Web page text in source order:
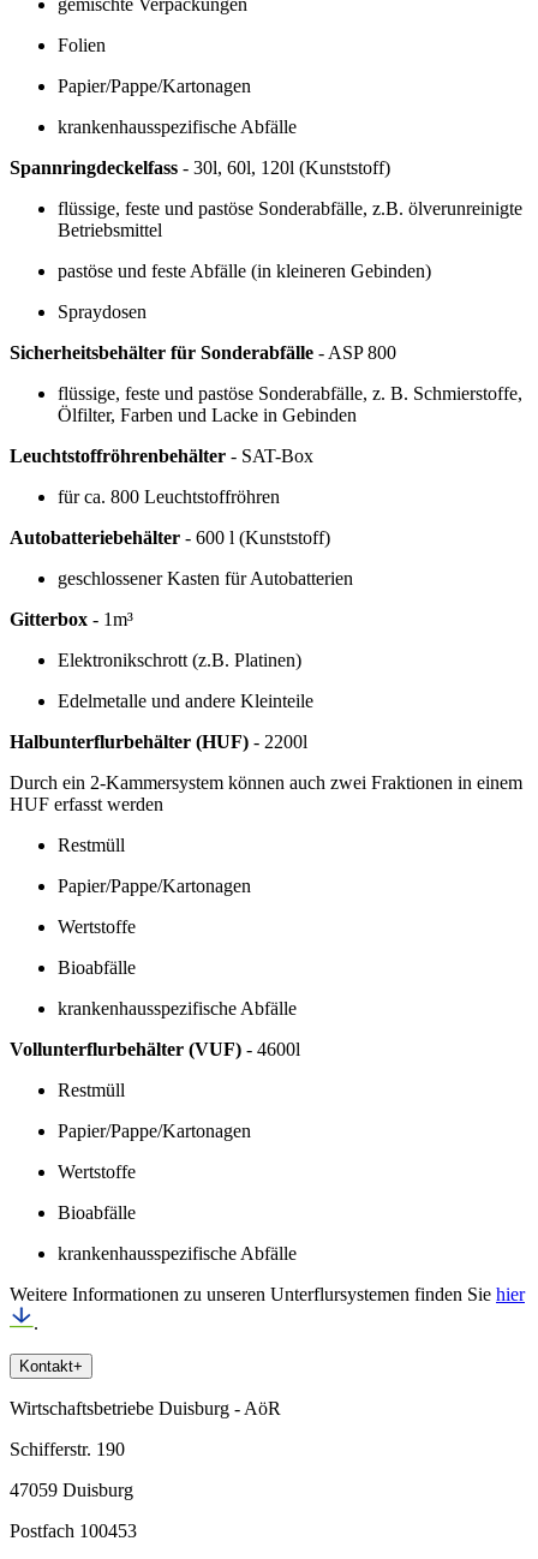
gemischte Verpackungen
Folien
Papier/Pappe/Kartonagen
krankenhausspezifische Abfälle
Spannringdeckelfass - 30l, 60l, 120l (Kunststoff)
flüssige, feste und pastöse Sonderabfälle, z.B. ölverunreinigte
Betriebsmittel
pastöse und feste Abfälle (in kleineren Gebinden)
Spraydosen
Sicherheitsbehälter für Sonderabfälle - ASP 800
flüssige, feste und pastöse Sonderabfälle, z. B. Schmierstoffe,
Ölfilter, Farben und Lacke in Gebinden
Leuchtstoffröhrenbehälter - SAT-Box
für ca. 800 Leuchtstoffröhren
Autobatteriebehälter - 600 l (Kunststoff)
geschlossener Kasten für Autobatterien
Gitterbox - 1m³
Elektronikschrott (z.B. Platinen)
Edelmetalle und andere Kleinteile
Halbunterflurbehälter (HUF) - 2200l
Durch ein 2-Kammersystem können auch zwei Fraktionen in einem
HUF erfasst werden
Restmüll
Papier/Pappe/Kartonagen
Wertstoffe
Bioabfälle
krankenhausspezifische Abfälle
Vollunterflurbehälter (VUF) - 4600l
Restmüll
Papier/Pappe/Kartonagen
Wertstoffe
Bioabfälle
krankenhausspezifische Abfälle
Weitere Informationen zu unseren Unterflursystemen finden Sie hier
.
Kontakt+
Wirtschaftsbetriebe Duisburg - AöR
Schifferstr. 190
47059 Duisburg
Postfach 100453